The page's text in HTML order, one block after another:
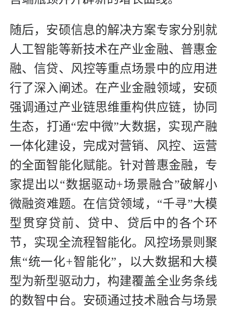
随后，安硕信息的解决方案专家分别就
人工智能等新技术在产业金融、普惠金
融、信贷、风控等重点场景中的应用进
行了深入阐述。在产业金融领域，安硕
强调通过产业链思维重构供应链，协同
生态，打通“宏中微”大数据，实现产融
一体化建设，完成对营销、风控、运营
的全面智能化赋能。针对普惠金融，专
家提出以“数据驱动+场景融合”破解小
微融资难题。在信贷领域，“千寻”大模
型贯穿贷前、贷中、贷后中的各个环
节，实现全流程智能化。风控场景则聚
焦“统一化+智能化”，以大数据和大模
型为新型驱动力，构建覆盖全业务条线
的数智中台。安硕通过技术融合与场景